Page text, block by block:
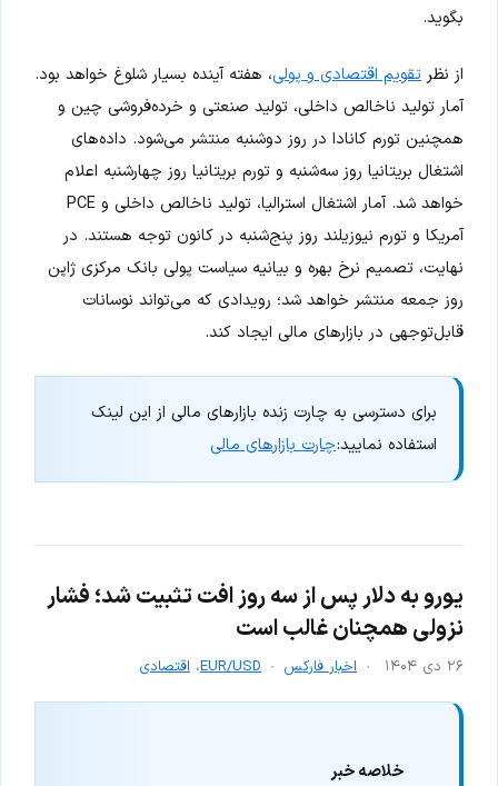
بگوید.
از نظر تقویم اقتصادی و پولی، هفته آینده بسیار شلوغ خواهد بود.
آمار تولید ناخالص داخلی، تولید صنعتی و خرده‌فروشی چین و
همچنین تورم کانادا در روز دوشنبه منتشر می‌شود. داده‌های
اشتغال بریتانیا روز سه‌شنبه و تورم بریتانیا روز چهارشنبه اعلام
خواهد شد. آمار اشتغال استرالیا، تولید ناخالص داخلی و PCE
آمریکا و تورم نیوزیلند روز پنج‌شنبه در کانون توجه هستند. در
نهایت، تصمیم نرخ بهره و بیانیه سیاست پولی بانک مرکزی ژاپن
روز جمعه منتشر خواهد شد؛ رویدادی که می‌تواند نوسانات
قابل‌توجهی در بازارهای مالی ایجاد کند.
برای دسترسی به چارت زنده بازارهای مالی از این لینک
استفاده نمایید:چارت بازارهای مالی
یورو به دلار پس از سه روز افت تثبیت شد؛ فشار
نزولی همچنان غالب است
۲۶ دی ۱۴۰۴ اخبار فارکس EUR/USD، اقتصادی
خلاصه خبر